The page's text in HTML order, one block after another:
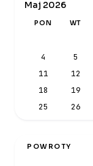
Maj 2026
PON WT
4
5
11
12
18
19
25
26
POWROTY